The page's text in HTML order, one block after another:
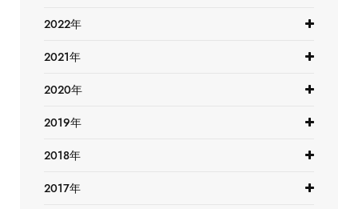
2022年
2021年
2020年
2019年
2018年
2017年